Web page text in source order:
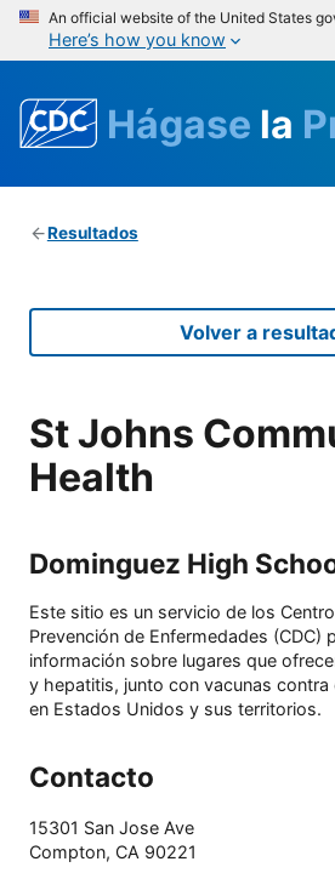
An official website of the United States
Here’s how you know
Hágase la
Resultados
Volver a
St Johns
Health
Dominguez High
Este sitio es un servicio de los
Prevención de Enfermedades (CDC)
información sobre lugares que
y hepatitis, junto con vacunas contra
en Estados Unidos y sus territorios.
Contacto
15301 San Jose Ave
Compton, CA 90221